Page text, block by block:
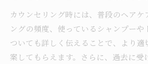
カウンセリング時には、普段のヘアケ
ングの頻度、使っているシャンプーや
ついても詳しく伝えることで、より適
案してもらえます。さらに、過去に受